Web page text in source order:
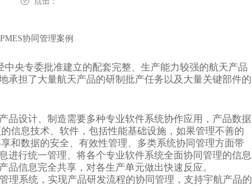
协同管理案例
央专委批准建立的配套完整、生产能力较强的航天产品
承担了大量航天产品的研制批产任务以及大量关键部件的
品设计、制造需要多种专业软件系统协作应用，产品数据
信息技术、软件，包括性能基础设施，如果管理不善的
和数据的安全、有效性管理、多类系统协同管理方面带
进行统一管理、将各个专业软件系统全面协同管理的信息
信息完全共享，对各生产单元做出快速反应。
理系统，实现产品研发流程的协同管理，支持宇航产品的